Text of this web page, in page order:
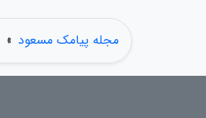
مجله پیامک مسعود »